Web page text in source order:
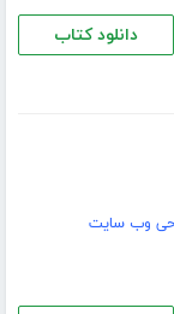
دانلود کتاب
وب سایت